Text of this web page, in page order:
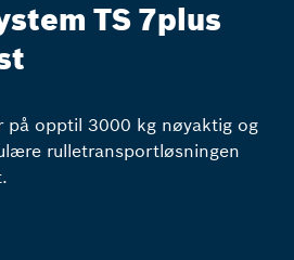
TS 7plus
på opptil 3000 kg nøyaktig og
rulletransportløsningen